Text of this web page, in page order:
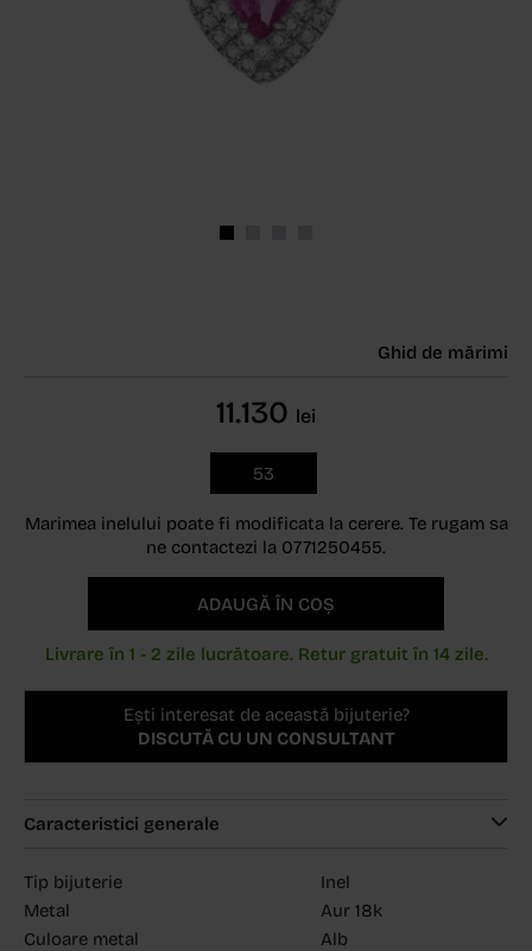
Ghid de mărimi
11.130 lei
53
Marimea inelului poate fi modificata la cerere. Te rugam sa
ne contactezi la 0771250455.
ADAUGĂ ÎN COȘ
Livrare în 1 - 2 zile lucrătoare. Retur gratuit în 14 zile.
Ești interesat de această bijuterie?
DISCUTĂ CU UN CONSULTANT
Caracteristici generale
Tip bijuterie
Inel
Metal
Aur 18k
Culoare metal
Alb